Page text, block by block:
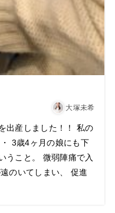
大塚未希
出産しました！！ 私の
3歳4ヶ月の娘にも下
うこと。 微弱陣痛で入
のいてしまい、 促進